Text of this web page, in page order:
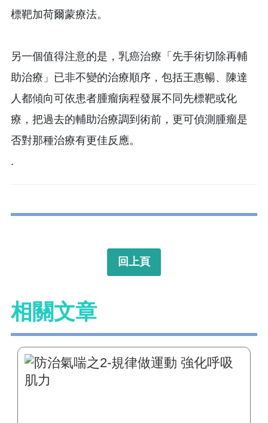
標靶加荷爾蒙療法。
另一個值得注意的是，乳癌治療「先手術切除再輔
助治療」已非不變的治療順序，包括王惠暢、陳達
人都傾向可依患者腫瘤病程發展不同先標靶或化
療，把過去的輔助治療調到術前，更可偵測腫瘤是
否對那種治療有更佳反應。
.
回上頁
相關文章